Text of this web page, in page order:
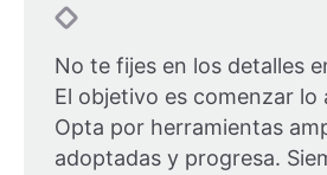
No te fijes en los detalles
El objetivo es comenzar lo
Opta por herramientas
adoptadas y progresa.